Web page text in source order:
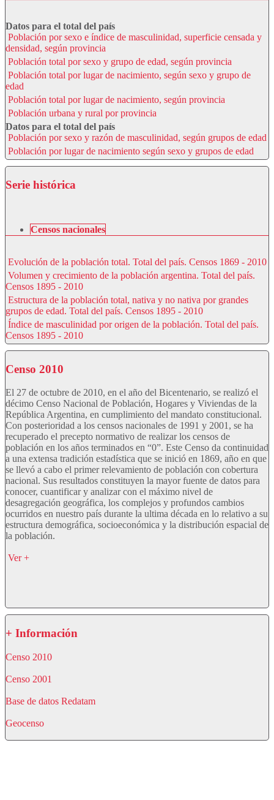
Datos para el total del país
Población por sexo e índice de masculinidad, superficie censada y
densidad, según provincia
Población total por sexo y grupo de edad, según provincia
Población total por lugar de nacimiento, según sexo y grupo de
edad
Población total por lugar de nacimiento, según provincia
Población urbana y rural por provincia
Datos para el total del país
Población por sexo y razón de masculinidad, según grupos de edad
Población por lugar de nacimiento según sexo y grupos de edad
Serie histórica
Censos nacionales
Evolución de la población total. Total del país. Censos 1869 - 2010
Volumen y crecimiento de la población argentina. Total del país.
Censos 1895 - 2010
Estructura de la población total, nativa y no nativa por grandes
grupos de edad. Total del país. Censos 1895 - 2010
Índice de masculinidad por origen de la población. Total del país.
Censos 1895 - 2010
Censo 2010
El 27 de octubre de 2010, en el año del Bicentenario, se realizó el
décimo Censo Nacional de Población, Hogares y Viviendas de la
República Argentina, en cumplimiento del mandato constitucional.
Con posterioridad a los censos nacionales de 1991 y 2001, se ha
recuperado el precepto normativo de realizar los censos de
población en los años terminados en “0”. Este Censo da continuidad
a una extensa tradición estadística que se inició en 1869, año en que
se llevó a cabo el primer relevamiento de población con cobertura
nacional. Sus resultados constituyen la mayor fuente de datos para
conocer, cuantificar y analizar con el máximo nivel de
desagregación geográfica, los complejos y profundos cambios
ocurridos en nuestro país durante la ultima década en lo relativo a su
estructura demográfica, socioeconómica y la distribución espacial de
la población.
Ver +
+ Información
Censo 2010
Censo 2001
Base de datos Redatam
Geocenso